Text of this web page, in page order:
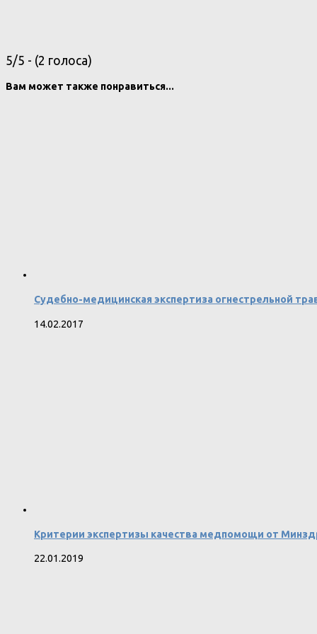
5/5 - (2 голоса)
Вам может также понравиться...
Судебно-медицинская экспертиза огнестрельной
14.02.2017
Критерии экспертизы качества медпомощи от
22.01.2019